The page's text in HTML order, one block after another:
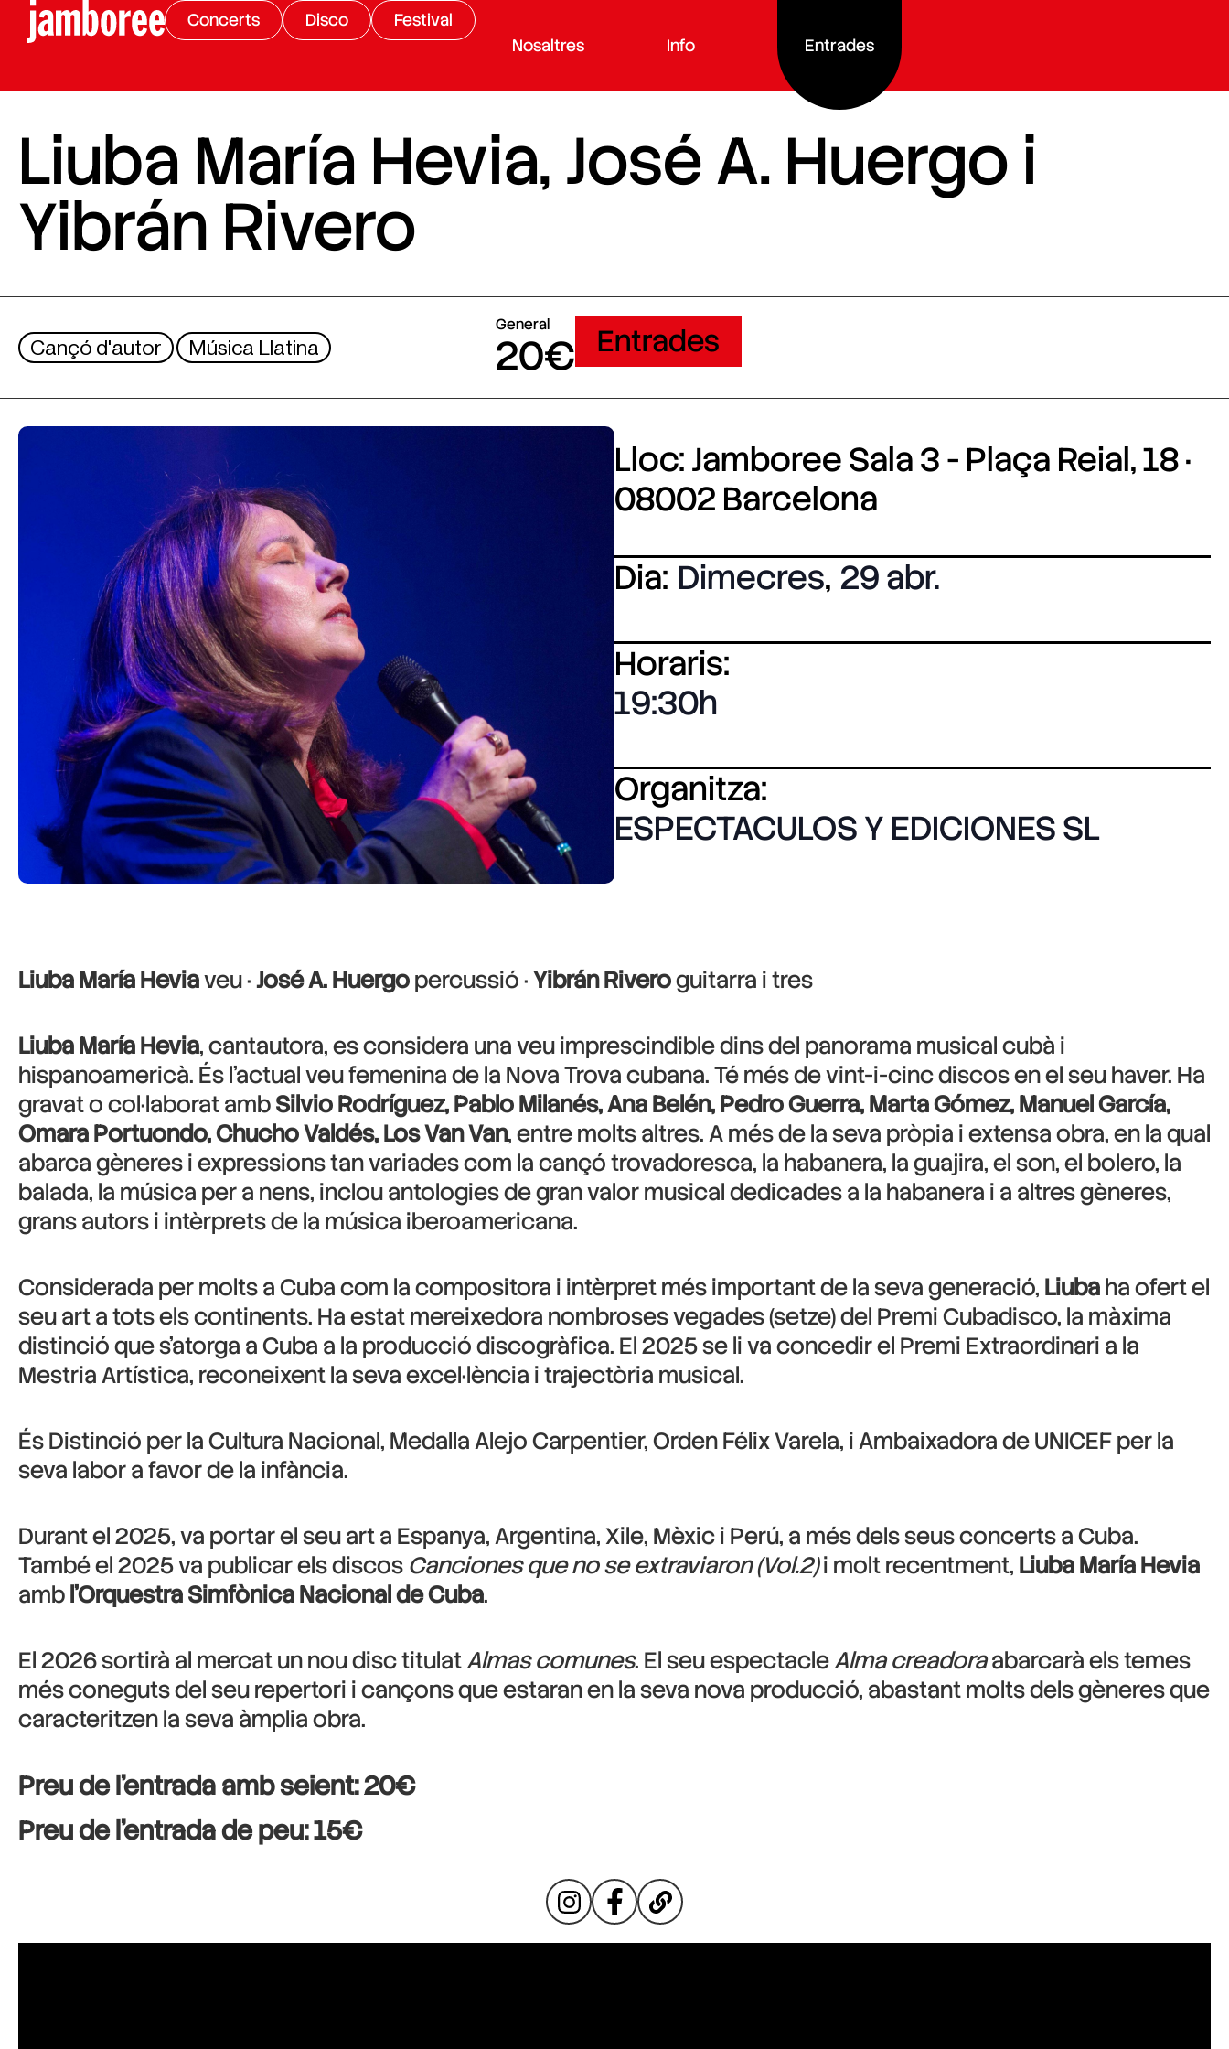
Concerts Disco
Festival
Nosaltres
Info Entrades
Liuba María Hevia, José A. Huergo i
Yibrán Rivero
Cançó d'autor Música Llatina
General
20€ Entrades
Lloc: Jamboree Sala 3 - Plaça Reial, 18 ·
08002 Barcelona
Dia: Dimecres, 29 abr.
Horaris:
19:30
Organitza:
ESPECTACULOS Y EDICIONES SL
Liuba María Heviaveu ·José A. Huergopercussió ·Yibrán Riveroguitarra i tres
Liuba María Hevia, cantautora, es considera una veu imprescindible dins del panorama musical cubà i
hispanoamericà. És l’actual veu femenina de la Nova Trova cubana. Té més de vint-i-cinc discos en el seu haver. Ha
gravat o col·laborat ambSilvio Rodríguez, Pablo Milanés, Ana Belén, Pedro Guerra, Marta Gómez, Manuel García,
Omara Portuondo, Chucho Valdés, Los Van Van, entre molts altres. A més de la seva pròpia i extensa obra, en la qual
abarca gèneres i expressions tan variades com la cançó trovadoresca, la habanera, la guajira, el son, el bolero, la
balada, la música per a nens, inclou antologies de gran valor musical dedicades a la habanera i a altres gèneres,
grans autors i intèrprets de la música iberoamericana.
Considerada per molts a Cuba com la compositora i intèrpret més important de la seva generació, Liubaha ofert el
seu art a tots els continents. Ha estat mereixedora nombroses vegades (setze) del Premi Cubadisco, la màxima
distinció que s’atorga a Cuba a la producció discogràfica. El 2025 se li va concedir el Premi Extraordinari a la
Mestria Artística, reconeixent la seva excel·lència i trajectòria musical.
És Distinció per la Cultura Nacional, Medalla Alejo Carpentier, Orden Félix Varela, i Ambaixadora de UNICEF per la
seva labor a favor de la infància.
Durant el 2025, va portar el seu art a Espanya, Argentina, Xile, Mèxic i Perú, a més dels seus concerts a Cuba.
També el 2025 va publicar els discos Canciones que no se extraviaron (Vol.2)i molt recentment, Liuba María Hevia
ambl’Orquestra Simfònica Nacional de Cuba.
El 2026 sortirà al mercat un nou disc titulatAlmas comunes. El seu espectacleAlma creadoraabarcarà els temes
més coneguts del seu repertori i cançons que estaran en la seva nova producció, abastant molts dels gèneres que
caracteritzen la seva àmplia obra.
Preu de l’entrada amb seient: 20€
Preu de l’entrada de peu: 15€